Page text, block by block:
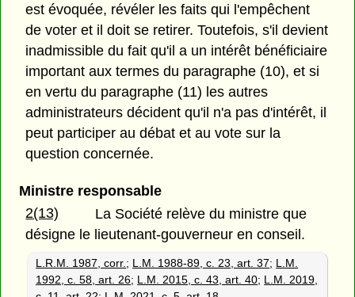
est évoquée, révéler les faits qui l'empêchent
de voter et il doit se retirer. Toutefois, s'il devient
inadmissible du fait qu'il a un intérêt bénéficiaire
important aux termes du paragraphe (10), et si
en vertu du paragraphe (11) les autres
administrateurs décident qu'il n'a pas d'intérêt, il
peut participer au débat et au vote sur la
question concernée.
Ministre responsable
2(13)
La Société relève du ministre que
désigne le lieutenant-gouverneur en conseil.
L.R.M. 1987, corr. ; L.M. 1988-89, c. 23, art. 37; L.M.
1992, c. 58, art. 26; L.M. 2015, c. 43, art. 40; L.M. 2019,